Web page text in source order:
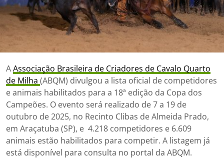
AAssociação Brasileira de Criadores de Cavalo Quarto
de Milha (ABQM) divulgou a lista oficial de competidores
e animais habilitados para a 18ª edição da Copa dos
Campeões. O evento será realizado de 7 a 19 de
outubro de 2025, no Recinto Clibas de Almeida Prado,
em Araçatuba (SP), e 4.218 competidores e 6.609
animais estão habilitados para competir. A listagem já
está disponível para consulta no portal da ABQM.